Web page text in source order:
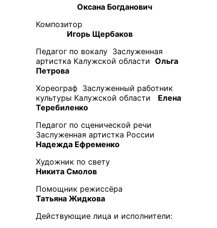
Оксана Богданович
Композитор
Игорь Щербаков
Педагог по вокалу Заслуженная
артистка Калужской области Ольга
Петрова
Хореограф Заслуженный работник
культуры Калужской области Елена
Теребиленко
Педагог по сценической речи
Заслуженная артистка России
Надежда Ефременко
Художник по свету
Никита Смолов
Помощник режиссёра
Татьяна Жидкова
Действующие лица и исполнители: